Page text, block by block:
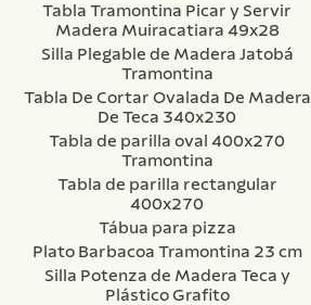
Tabla Tramontina Picar y Servir
Madera Muiracatiara 49x28
Silla Plegable de Madera Jatobá
Tramontina
Tabla De Cortar Ovalada De Madera
De Teca 340x230
Tabla de parilla oval 400x270
Tramontina
Tabla de parilla rectangular
400x270
Tábua para pizza
Plato Barbacoa Tramontina 23 cm
Silla Potenza de Madera Teca y
Plástico Grafito
5.
acero inoxidable
6.
grano
7
solar